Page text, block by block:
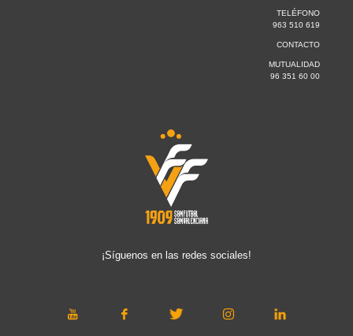
TELÉFONO
963 510 619
CONTACTO
MUTUALIDAD
96 351 60 00
¡Síguenos en las redes sociales!